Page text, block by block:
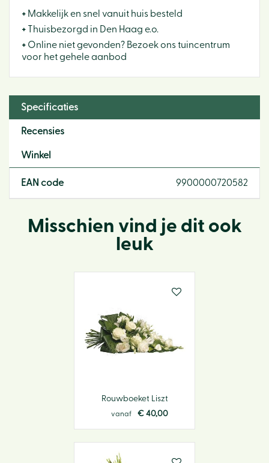
+ Makkelijk en snel vanuit huis besteld
+ Thuisbezorgd in Den Haag e.o.
+ Online niet gevonden? Bezoek ons tuincentrum
voor het gehele aanbod
Specificaties
Recensies
Winkel
EAN code 9900000720582
Misschien vind je dit ook
leuk
Rouwboeket Liszt
vanaf € 40,00